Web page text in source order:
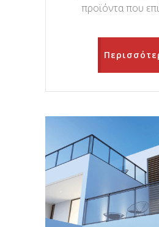
προϊόντα που